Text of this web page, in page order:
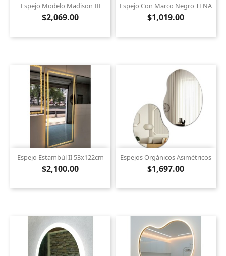
Espejo Modelo Madison III
$2,069.00
Espejo Con Marco Negro TENA
$1,019.00
Espejo Estambúl II 53x122cm
$2,100.00
Espejos Orgánicos Asimétricos
$1,697.00